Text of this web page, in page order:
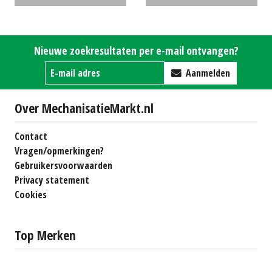
Nieuwe zoekresultaten per e-mail ontvangen?
Aanmelden
Over MechanisatieMarkt.nl
Contact
Vragen/opmerkingen?
Gebruikersvoorwaarden
Privacy statement
Cookies
Top Merken